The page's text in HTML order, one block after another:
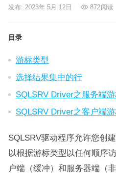
发布: 2023年 5月 12日 872阅读
目录
游标类型
选择结果集中的行
SQLSRV Driver之服务端
SQLSRV Driver之客户端
SQLSRV驱动程序允许您创
以根据游标类型以任何顺序
户端（缓冲）和服务器端（